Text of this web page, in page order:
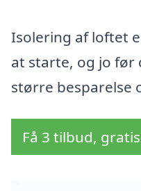
Isolering af loftet
at starte, og jo før
større besparelse
Få 3 tilbud,